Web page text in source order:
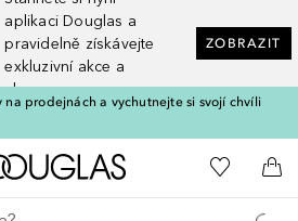
aplikaci Douglas a
pravidelně získávejte
exkluzivní akce a
slevy
ZOBRAZIT
prodejnách a vychutnejte si svojí chvíli
Domů K mému
Do